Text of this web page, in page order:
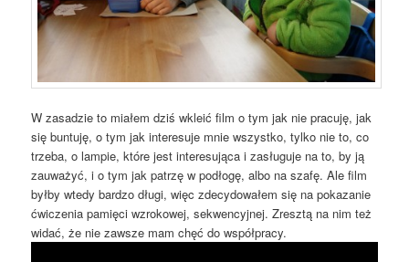
W zasadzie to miałem dziś wkleić film o tym jak nie pracuję, jak
się buntuję, o tym jak interesuje mnie wszystko, tylko nie to, co
trzeba, o lampie, które jest interesująca i zasługuje na to, by ją
zauważyć, i o tym jak patrzę w podłogę, albo na szafę. Ale film
byłby wtedy bardzo długi, więc zdecydowałem się na pokazanie
ćwiczenia pamięci wzrokowej, sekwencyjnej. Zresztą na nim też
widać, że nie zawsze mam chęć do współpracy.